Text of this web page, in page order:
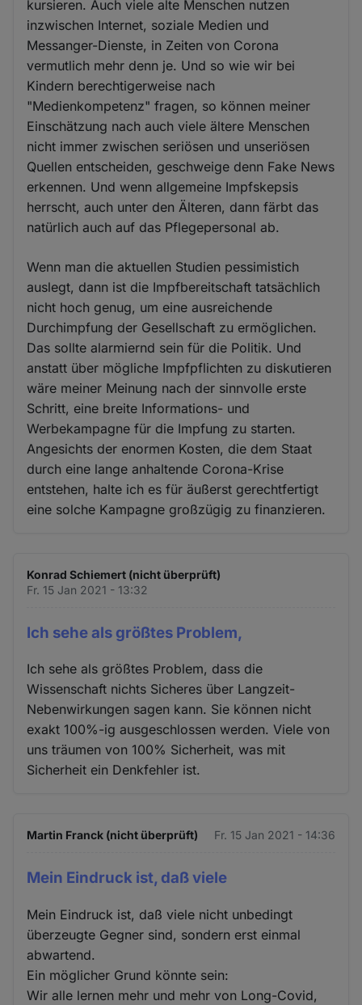
kursieren. Auch viele alte Menschen nutzen
inzwischen Internet, soziale Medien und
Messanger-Dienste, in Zeiten von Corona
vermutlich mehr denn je. Und so wie wir bei
Kindern berechtigerweise nach
"Medienkompetenz" fragen, so können meiner
Einschätzung nach auch viele ältere Menschen
nicht immer zwischen seriösen und unseriösen
Quellen entscheiden, geschweige denn Fake News
erkennen. Und wenn allgemeine Impfskepsis
herrscht, auch unter den Älteren, dann färbt das
natürlich auch auf das Pflegepersonal ab.
Wenn man die aktuellen Studien pessimistich
auslegt, dann ist die Impfbereitschaft tatsächlich
nicht hoch genug, um eine ausreichende
Durchimpfung der Gesellschaft zu ermöglichen.
Das sollte alarmiernd sein für die Politik. Und
anstatt über mögliche Impfpflichten zu diskutieren
wäre meiner Meinung nach der sinnvolle erste
Schritt, eine breite Informations- und
Werbekampagne für die Impfung zu starten.
Angesichts der enormen Kosten, die dem Staat
durch eine lange anhaltende Corona-Krise
entstehen, halte ich es für äußerst gerechtfertigt
eine solche Kampagne großzügig zu finanzieren.
Konrad Schiemert (nicht überprüft)
Fr. 15 Jan 2021 - 13:32
Ich sehe als größtes Problem,
Ich sehe als größtes Problem, dass die
Wissenschaft nichts Sicheres über Langzeit-
Nebenwirkungen sagen kann. Sie können nicht
exakt 100%-ig ausgeschlossen werden. Viele von
uns träumen von 100% Sicherheit, was mit
Sicherheit ein Denkfehler ist.
Martin Franck (nicht überprüft) Fr. 15 Jan 2021 - 14:36
Mein Eindruck ist, daß viele
Mein Eindruck ist, daß viele nicht unbedingt
überzeugte Gegner sind, sondern erst einmal
abwartend.
Ein möglicher Grund könnte sein:
Wir alle lernen mehr und mehr von Long-Covid,